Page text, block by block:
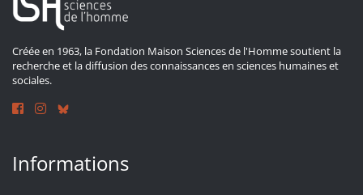
Créée en 1963, la Fondation Maison Sciences de l'Homme soutient la
recherche et la diffusion des connaissances en sciences humaines et
sociales.
Informations